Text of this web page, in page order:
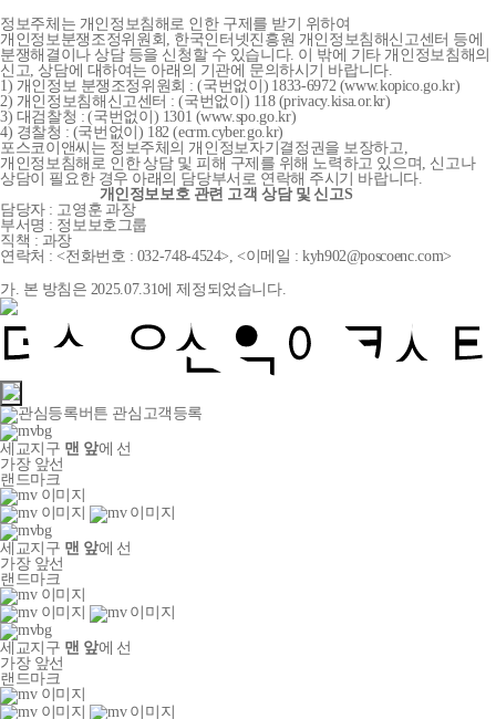
정보주체는 개인정보침해로 인한 구제를 받기 위하여
개인정보분쟁조정위원회, 한국인터넷진흥원 개인정보침해신고센터 등에
분쟁해결이나 상담 등을 신청할 수 있습니다. 이 밖에 기타 개인정보침해의
신고, 상담에 대하여는 아래의 기관에 문의하시기 바랍니다.
1) 개인정보 분쟁조정위원회 : (국번없이) 1833-6972 (www.kopico.go.kr)
2) 개인정보침해신고센터 : (국번없이) 118 (privacy.kisa.or.kr)
3) 대검찰청 : (국번없이) 1301 (www.spo.go.kr)
4) 경찰청 : (국번없이) 182 (ecrm.cyber.go.kr)
포스코이앤씨는 정보주체의 개인정보자기결정권을 보장하고,
개인정보침해로 인한 상담 및 피해 구제를 위해 노력하고 있으며, 신고나
상담이 필요한 경우 아래의 담당부서로 연락해 주시기 바랍니다.
개인정보보호 관련 고객 상담 및 신고S
담당자 : 고영훈 과장
부서명 : 정보보호그룹
직책 : 과장
연락처 : <전화번호 : 032-748-4524>, <이메일 : kyh902@poscoenc.com>
가. 본 방침은 2025.07.31에 제정되었습니다.
관심고객등록
세교지구 맨 앞에 선
가장 앞선
랜드마크
세교지구 맨 앞에 선
가장 앞선
랜드마크
세교지구 맨 앞에 선
가장 앞선
랜드마크